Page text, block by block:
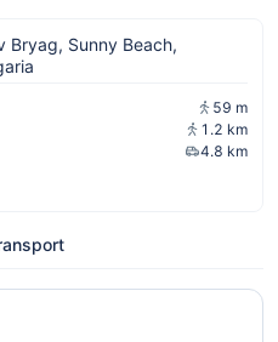
Bryag, Sunny Beach,
59 m
1.2 km
4.8 km